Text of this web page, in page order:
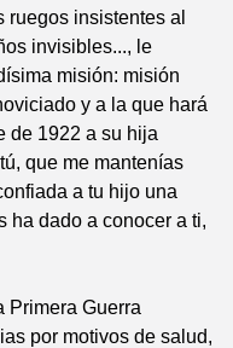
insistentes al
invisibles..., le
misión: misión
y a la que hará
de 1922 a su hija
que me mantenías
a tu hijo una
ha dado a conocer a ti,
Primera Guerra
por motivos de salud,